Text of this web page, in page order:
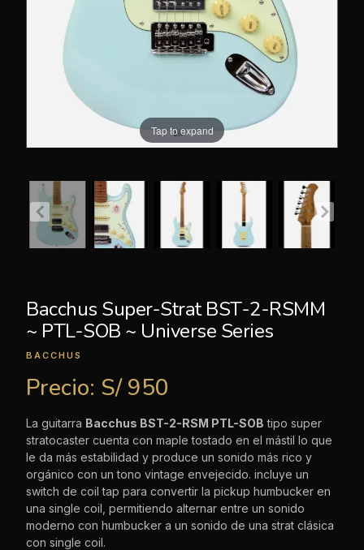
Tap to expand
Bacchus Super-Strat BST-2-RSMM
~ PTL-SOB ~ Universe Series
BACCHUS
Precio: S/ 950
La guitarra Bacchus BST-2-RSM PTL-SOB tipo super
stratocaster cuenta con maple tostado en el mástil lo que
le da más estabilidad y produce un sonido más rico y
orgánico con un tono vintage envejecido. incluye un
switch de coil tap para convertir la pickup humbucker en
una single coil, permitiendo alternar entre un sonido
moderno con humbucker a un sonido de una strat clásica
con single coil.